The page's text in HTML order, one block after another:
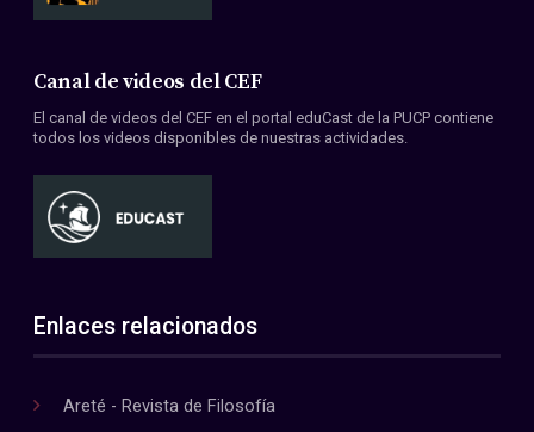
Canal de videos del CEF
El canal de videos del CEF en el portal eduCast de la PUCP contiene
todos los videos disponibles de nuestras actividades.
Enlaces relacionados
Areté - Revista de Filosofía